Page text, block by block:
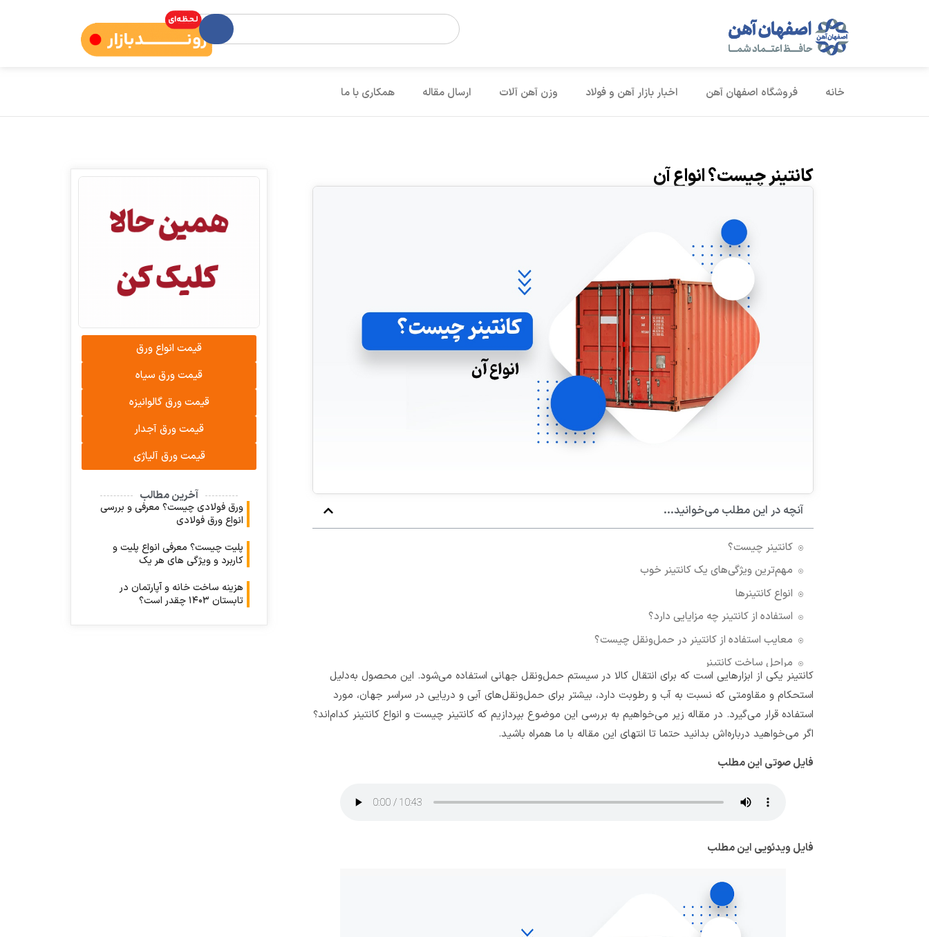
خانه فروشگاه اصفهان آهن اخبار بازار آهن و فولاد وزن آهن آلات ارسال مقاله همکاری با ما
قیمت انواع ورق
قیمت ورق سیاه
قیمت ورق گالوانیزه
قیمت ورق آجدار
قیمت ورق آلیاژی
آخرین مطالب
ورق فولادی چیست؟ معرفی و بررسی
انواع ورق فولادی
پلیت چیست؟ معرفی انواع پلیت و
کاربرد و ویژگی های هر یک
هزینه ساخت خانه و آپارتمان در
تابستان ۱۴۰۳ چقدر است؟
کانتینر چیست؟ انواع آن
آنچه در این مطلب می‌خوانید...
کانتینر چیست؟
مهم‌ترین ویژگی‌های یک کانتینر خوب
انواع کانتینرها
استفاده از کانتینر چه مزایایی دارد؟
معایب استفاده از کانتینر در حمل‌و‌نقل چیست؟
مراحل ساخت کانتینر
کانتینر با کانکس چه تفاوتی دارد؟
کانتینر چیست؟
کانتینر چند نوع دارد؟
تفاوت کانتینر با کانکس چیست؟
کانتینر یکی از ابزارهایی است که برای انتقال کالا در سیستم حمل‌و‌نقل جهانی استفاده می‌شود. این محصول به‌دلیل
استحکام و مقاومتی که نسبت به آب و رطوبت دارد، بیشتر برای حمل‌ونقل‌های آبی و دریایی در سراسر جهان، مورد
استفاده قرار می‌گیرد. در مقاله زیر می‌خواهیم به بررسی این موضوع بپردازیم که کانتینر چیست و انواع کانتینر کدام‌اند؟
اگر می‌خواهید درباره‌اش بدانید حتما تا انتهای این مقاله با ما همراه باشید.
فایل صوتی این مطلب
فایل ویدئویی این مطلب